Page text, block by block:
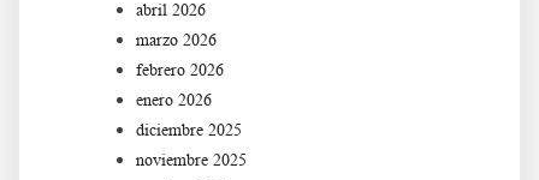
abril 2026
marzo 2026
febrero 2026
enero 2026
diciembre 2025
noviembre 2025